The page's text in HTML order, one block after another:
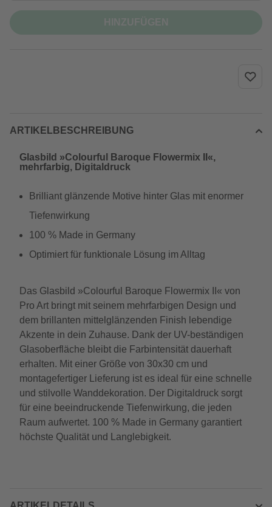
ARTIKELBESCHREIBUNG
Glasbild »Colourful Baroque Flowermix II«,
mehrfarbig, Digitaldruck
Brilliant glänzende Motive hinter Glas mit enormer
Tiefenwirkung
100 % Made in Germany
Optimiert für funktionale Lösung im Alltag
Das Glasbild »Colourful Baroque Flowermix II« von
Pro Art bringt mit seinem mehrfarbigen Design und
dem brillanten mittelglänzenden Finish lebendige
Akzente in dein Zuhause. Dank der UV-beständigen
Glasoberfläche bleibt die Farbintensität dauerhaft
erhalten. Mit einer Größe von 30x30 cm und
montagefertiger Lieferung ist es ideal für eine schnelle
und stilvolle Wanddekoration. Der Digitaldruck sorgt
für eine beeindruckende Tiefenwirkung, die jeden
Raum aufwertet. 100 % Made in Germany garantiert
höchste Qualität und Langlebigkeit.